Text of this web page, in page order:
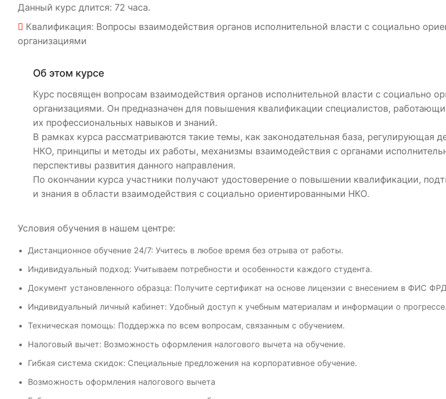
Данный курс длится: 72 часа.
Квалификация: Вопросы взаимодействия органов исполнительной власти с социально
организациями
Об этом курсе
Курс посвящен вопросам взаимодействия органов исполнительной власти с социально
организациями. Он предназначен для повышения квалификации специалистов,
их профессиональных навыков и знаний.
В рамках курса рассматриваются такие темы, как законодательная база, регулирующая
НКО, принципы и методы их работы, механизмы взаимодействия с органами
перспективы развития данного направления.
По окончании курса участники получают удостоверение о повышении квалификации,
и знания в области взаимодействия с социально ориентированными НКО.
Условия обучения в нашем центре:
Дистанционное обучение 24/7: Учитесь в любое время без отрыва от работы.
Индивидуальный подход: Учитываем потребности и особенности каждого студента.
Документ установленного образца: Получите сертификат на основе лицензии с внесением в ФИС
Индивидуальный личный кабинет: Удобный доступ к учебным материалам и информации о прогрессе.
Техническая помощь: Поддержка по всем вопросам, связанным с обучением.
Налоговый вычет: Возможность оформления налогового вычета на обучение.
Гибкая система скидок: Специальные предложения на корпоративное обучение.
Возможность оформления налогового вычета